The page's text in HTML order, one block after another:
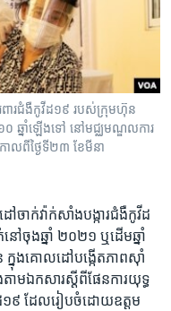
ពារជំងឺកូវីដ១៩ របស់ក្រុមហ៊ុន
ឆ្នាំឡើងទៅ នៅមជ្ឈមណ្ឌលការ
កាលពីថ្ងៃទី២៣ ខែមីនា
ចាក់​វ៉ាក់សាំង​បង្ការ​ជំងឺ​កូវីដ​
ចុង​ឆ្នាំ​ ២០២១ ​ឬ​ដើម​ឆ្នាំ
នុង​គោល​ដៅ​បង្កើត​ភាព​ស៊ាំ​
ឯកសារ​ស្តី​ពី​ផែន​ការ​យុទ្ធ
ដ​១៩ ដែល​រៀបចំ​ដោយ​ឧត្តម​